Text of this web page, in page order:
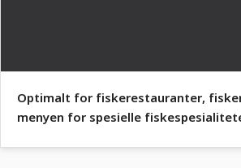
Optimalt for fiskerestauranter,
menyen for spesielle